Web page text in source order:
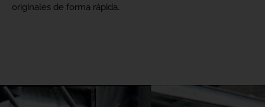
originales de forma rápida.